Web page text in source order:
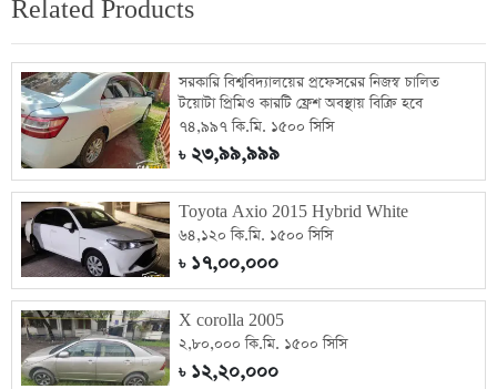
Related Products
সরকারি বিশ্ববিদ্যালয়ের প্রফেসরের নিজস্ব চালিত
টয়োটা প্রিমিও কারটি ফ্রেশ অবস্থায় বিক্রি হবে
৭৪,৯৯৭ কি.মি. ১৫০০ সিসি
৳২৩,৯৯,৯৯৯
Toyota Axio 2015 Hybrid White
৬৪,১২০ কি.মি. ১৫০০ সিসি
৳১৭,০০,০০০
X corolla 2005
২,৮০,০০০ কি.মি. ১৫০০ সিসি
৳১২,২০,০০০